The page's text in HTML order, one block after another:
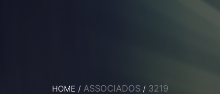
HOME / ASSOCIADOS / 3219